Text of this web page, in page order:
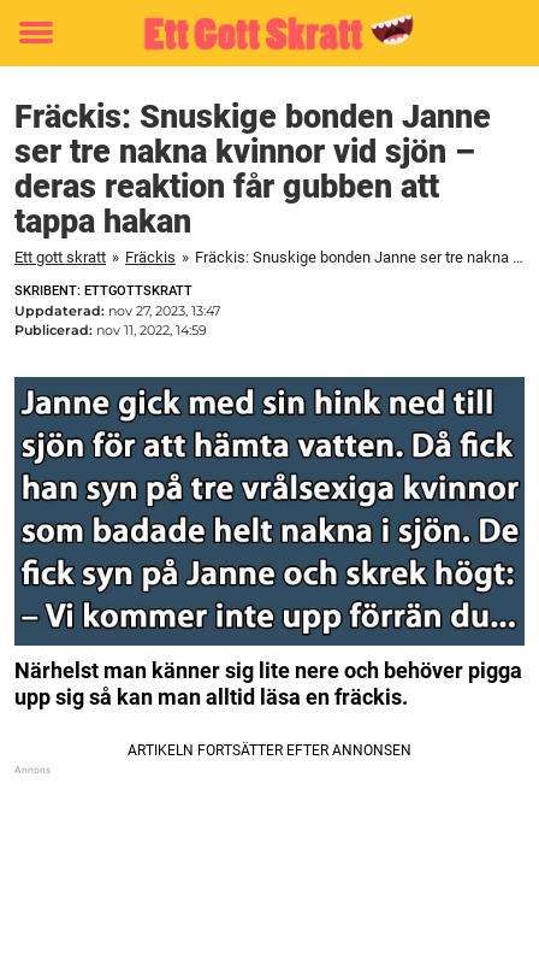
Toggle
Fräckis: Snuskige bonden Janne
ser tre nakna kvinnor vid sjön –
deras reaktion får gubben att
tappa hakan
Ett gott skratt » Fräckis » Fräckis: Snuskige bonden Janne ser tre nakna kvinnor vid sjön – deras reaktion får gubben att tappa hakan
SKRIBENT: ETTGOTTSKRATT
Uppdaterad: nov 27, 2023, 13:47
Publicerad: nov 11, 2022, 14:59
Närhelst man känner sig lite nere och behöver pigga
upp sig så kan man alltid läsa en fräckis.